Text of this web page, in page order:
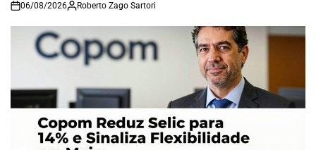
on
06/08/2026 Roberto Zago Sartori